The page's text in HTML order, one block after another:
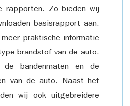
rapporten. Zo bieden wij
basisrapport aan.
meer praktische informatie
brandstof van de auto,
de bandenmaten en de
van de auto. Naast het
wij ook uitgebreidere